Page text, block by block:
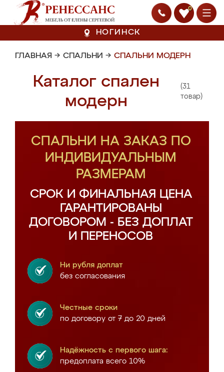
0
НОГИНСК
ГЛАВНАЯ → СПАЛЬНИ → СПАЛЬНИ МОДЕРН
Каталог спален
модерн
(31
товар)
СПАЛЬНИ НА ЗАКАЗ ПО
ИНДИВИДУАЛЬНЫМ
РАЗМЕРАМ
СРОК И ФИНАЛЬНАЯ ЦЕНА
ГАРАНТИРОВАНЫ
ДОГОВОРОМ - БЕЗ ДОПЛАТ
И ПЕРЕНОСОВ
Ни рубля доплат
без согласования
Честные сроки
по договору от 7 до 20 дней
Надёжность с первого шага:
предоплата всего 10%